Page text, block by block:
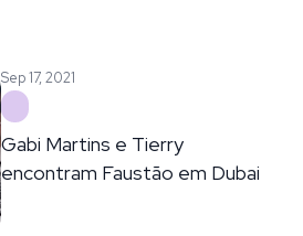
Sep 17, 2021
Gabi Martins e Tierry
encontram Faustão em Dubai